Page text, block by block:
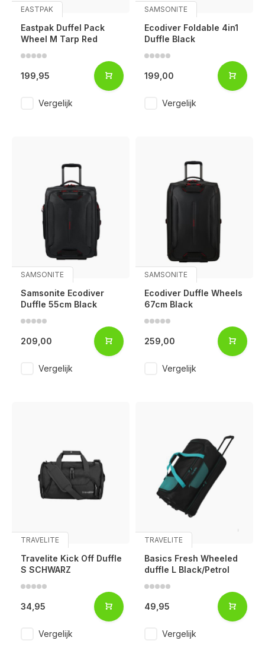
EASTPAK
Eastpak Duffel Pack
Wheel M Tarp Red
199,95
Vergelijk
SAMSONITE
Ecodiver Foldable 4in1
Duffle Black
199,00
Vergelijk
SAMSONITE
Samsonite Ecodiver
Duffle 55cm Black
209,00
Vergelijk
SAMSONITE
Ecodiver Duffle Wheels
67cm Black
259,00
Vergelijk
TRAVELITE
Travelite Kick Off Duffle
S SCHWARZ
34,95
Vergelijk
TRAVELITE
Basics Fresh Wheeled
duffle L Black/Petrol
49,95
Vergelijk